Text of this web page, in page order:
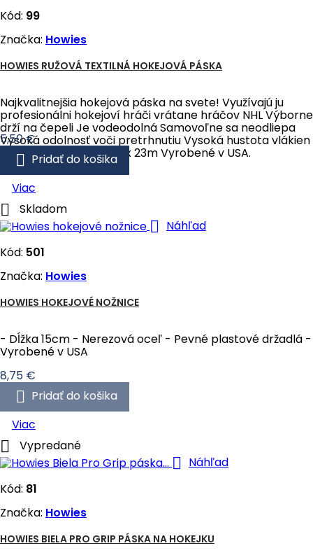
Kód: 99
Značka: Howies
HOWIES RUŽOVÁ TEXTILNÁ HOKEJOVÁ PÁSKA
Najkvalitnejšia hokejová páska na svete! Využívajú ju
profesionálni hokejoví hráči vrátane hráčov NHL Výborne
drží na čepeli Je vodeodolná Samovoľne sa neodliepa
Vysoká odolnosť voči pretrhnutiu Vysoká hustota vlákien
Rozmery pásky: 2,5cm x 23m Vyrobené v USA.
Cena
5,50 €
 Pridať do košika
Viac
 Skladom
 Náhľad
Kód: 501
Značka: Howies
HOWIES HOKEJOVÉ NOŽNICE
- Dĺžka 15cm - Nerezová oceľ - Pevné plastové držadlá -
Vyrobené v USA
Cena
8,75 €
 Pridať do košika
Viac
 Vypredané
 Náhľad
Kód: 81
Značka: Howies
HOWIES BIELA PRO GRIP PÁSKA NA HOKEJKU